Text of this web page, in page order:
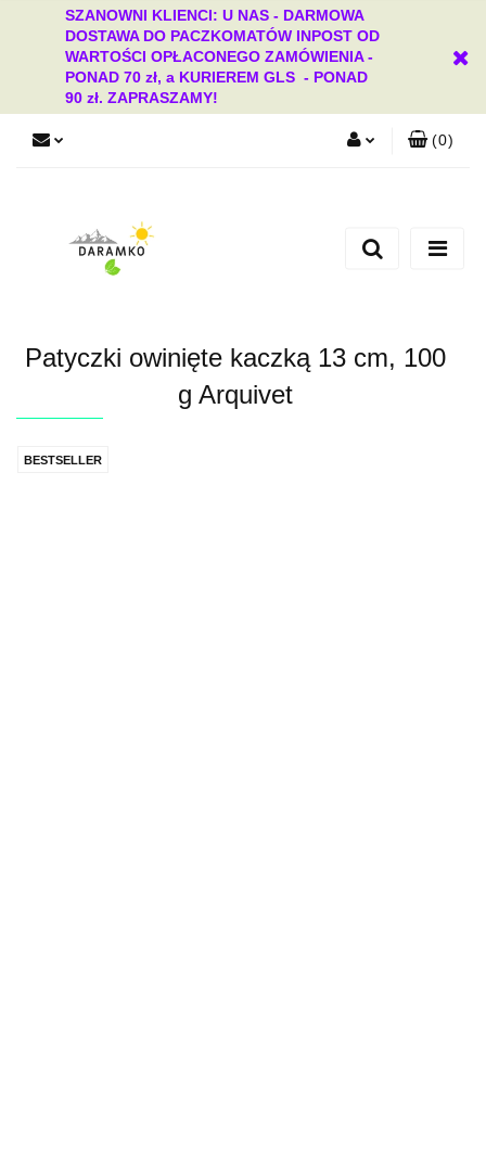
SZANOWNI KLIENCI: U NAS - DARMOWA
DOSTAWA DO PACZKOMATÓW INPOST OD
WARTOŚCI OPŁACONEGO ZAMÓWIENIA -
PONAD 70 zł, a KURIEREM GLS - PONAD
90 zł. ZAPRASZAMY!
Dodaj zgłoszenie
(0)
Patyczki owinięte kaczką 13 cm, 100
g Arquivet
BESTSELLER